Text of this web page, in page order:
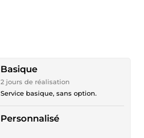
Basique
2 jours de réalisation
Service basique, sans option.
Personnalisé